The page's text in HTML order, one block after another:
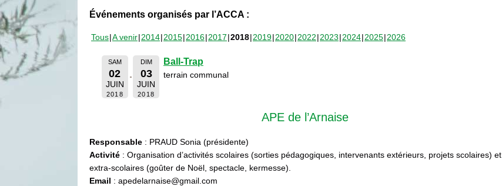
Événements organisés par l’ACCA :
Tous A venir 2014 2015 2016 2017 2018 2019 2020 2022 2023 2024 2025 2026
SAM
02
JUIN
2018
DIM
03
JUIN
2018
Ball-Trap
terrain communal
APE de l’Arnaise
Responsable : PRAUD Sonia (présidente)
Activité : Organisation d’activités scolaires (sorties pédagogiques, intervenants extérieurs, projets scolaires) et
extra-scolaires (goûter de Noël, spectacle, kermesse).
Email : apedelarnaise@gmail.com